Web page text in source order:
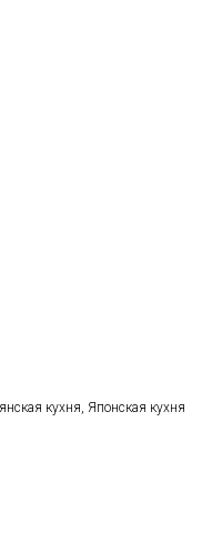
кухня, Японская кухня